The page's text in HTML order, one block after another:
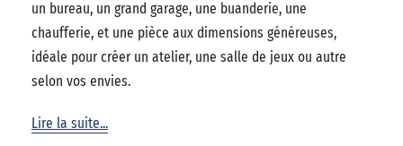
un bureau, un grand garage, une buanderie, une
chaufferie, et une pièce aux dimensions généreuses,
idéale pour créer un atelier, une salle de jeux ou autre
selon vos envies.
Lire la suite...